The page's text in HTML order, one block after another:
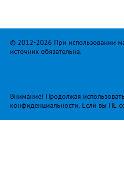
© 2012-2026 При использовании
источник обязательна.
Внимание! Продолжая
конфиденциальности. Если вы НЕ